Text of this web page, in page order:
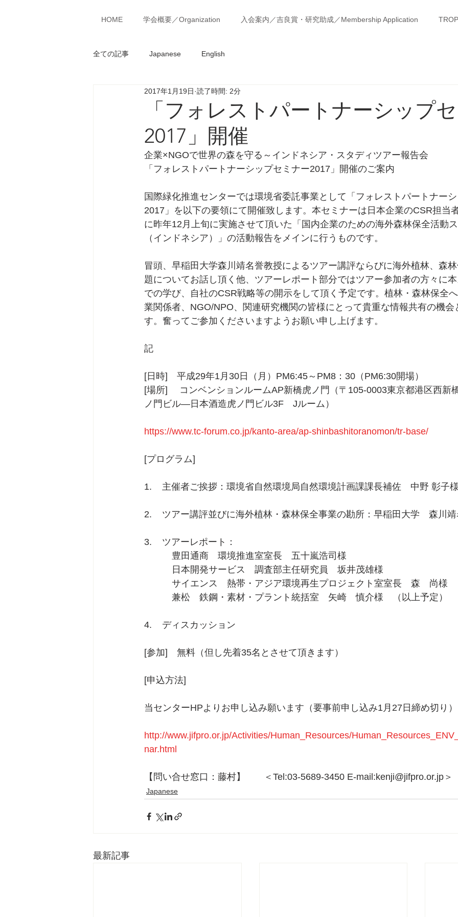
HOME 学会概要／Organization 入会案内／吉良賞・研究助成／Membership Application
全ての記事 Japanese English
「フォレストパートナーシップ
2017」開催
2017年1月19日 読了時間: 2分
企業×NGOで世界の森を守る～インドネシア・スタディツアー報告会
「フォレストパートナーシップセミナー2017」開催のご案内
国際緑化推進センターでは環境省委託事業として「フォレストパートナー
2017」を以下の要領にて開催致します。本セミナーは日本企業のCSR担当
に昨年12月上旬に実施させて頂いた「国内企業のための海外森林保全活動
（インドネシア）」の活動報告をメインに行うものです。
冒頭、早稲田大学森川靖名誉教授によるツアー講評ならびに海外植林、森
題についてお話し頂く他、ツアーレポート部分ではツアー参加者の方々に
での学び、自社のCSR戦略等の開示をして頂く予定です。植林・森林保全
業関係者、NGO/NPO、関連研究機関の皆様にとって貴重な情報共有の機会
す。奮ってご参加くださいますようお願い申し上げます。
記
[日時]　平成29年1月30日（月）PM6:45～PM8：30（PM6:30開場）
[場所] 　コンベンションルームAP新橋虎ノ門（〒105-0003東京都港区西新
ノ門ビル―日本酒造虎ノ門ビル3F　Jルーム）
https://www.tc-forum.co.jp/kanto-area/ap-shinbashitoranomon/tr-base/
[プログラム]
1.    主催者ご挨拶：環境省自然環境局自然環境計画課課長補佐　中野 彰子様
2.    ツアー講評並びに海外植林・森林保全事業の勘所：早稲田大学　森川
3.    ツアーレポート：
豊田通商　環境推進室室長　五十嵐浩司様
日本開発サービス　調査部主任研究員　坂井茂雄様
サイエンス　熱帯・アジア環境再生プロジェクト室室長　森　尚様
兼松　鉄鋼・素材・プラント統括室　矢崎　慎介様　（以上予定）
4.    ディスカッション
[参加]　無料（但し先着35名とさせて頂きます）
[申込方法]
当センターHPよりお申し込み願います（要事前申し込み1月27日締め切り）
http://www.jifpro.or.jp/Activities/Human_Resources/
nar.html
【問い合せ窓口：藤村】　　＜Tel:03-5689-3450 E-mail:kenji@jifpro.or.jp＞
Japanese
最新記事